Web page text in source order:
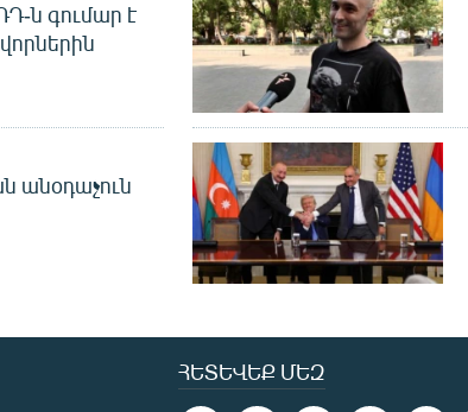
ն գումար է
անօդաչուն
ՀԵՏԵՎԵՔ ՄԵԶ